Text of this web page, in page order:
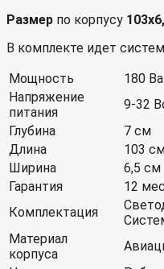
Размер по корпусу
В комплекте идет
Мощность
180
Напряжение
питания
9-32
Глубина
7 см
Длина
103
Ширина
6,5 см
Гарантия
12
Комплектация
Материал
корпуса